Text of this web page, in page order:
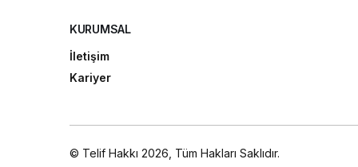
KURUMSAL
İletişim
Kariyer
© Telif Hakkı 2026, Tüm Hakları Saklıdır.